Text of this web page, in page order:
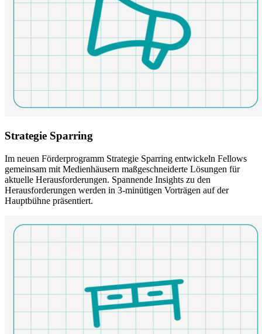
Strategie Sparring
Im neuen Förderprogramm Strategie Sparring entwickeln Fellows
gemeinsam mit Medienhäusern maßgeschneiderte Lösungen für
aktuelle Herausforderungen. Spannende Insights zu den
Herausforderungen werden in 3-minütigen Vorträgen auf der
Hauptbühne präsentiert.